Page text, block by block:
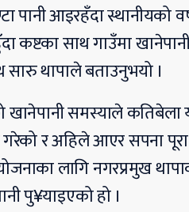
पानी आइरहँदा
कष्टका साथ गाउँमा
सारु थापाले बताउनुभयो ।
समस्याले कतिबेला
गरेको र अहिले आएर सपना
लागि नगरप्रमुख
पु¥याइएको हो ।